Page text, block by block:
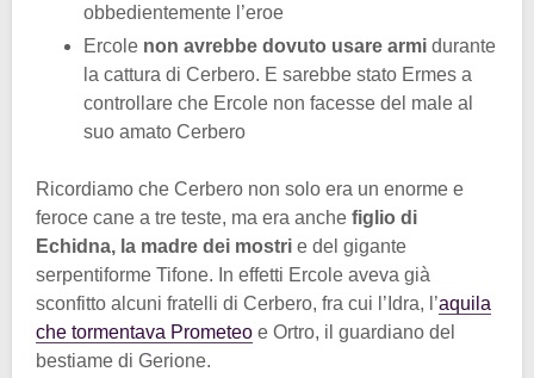
obbedientemente l’eroe
Ercole non avrebbe dovuto usare armi durante
la cattura di Cerbero. E sarebbe stato Ermes a
controllare che Ercole non facesse del male al
suo amato Cerbero
Ricordiamo che Cerbero non solo era un enorme e
feroce cane a tre teste, ma era anche figlio di
Echidna, la madre dei mostri e del gigante
serpentiforme Tifone. In effetti Ercole aveva già
sconfitto alcuni fratelli di Cerbero, fra cui l’Idra, l’aquila
che tormentava Prometeo e Ortro, il guardiano del
bestiame di Gerione.